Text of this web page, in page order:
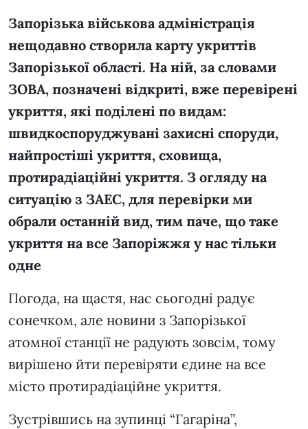
Запорізька військова адміністрація
нещодавно створила карту укриттів
Запорізької області. На ній, за словами
ЗОВА, позначені відкриті, вже перевірені
укриття, які поділені по видам:
швидкоспоруджувані захисні споруди,
найпростіші укриття, сховища,
протирадіаційні укриття. З огляду на
ситуацію з ЗАЕС, для перевірки ми
обрали останній вид, тим паче, що таке
укриття на все Запоріжжя у нас тільки
одне
Погода, на щастя, нас сьогодні радує
сонечком, але новини з Запорізької
атомної станції не радують зовсім, тому
вирішено йти перевіряти єдине на все
місто протирадіаційне укриття.
Зустрівшись на зупинці “Гагаріна”,